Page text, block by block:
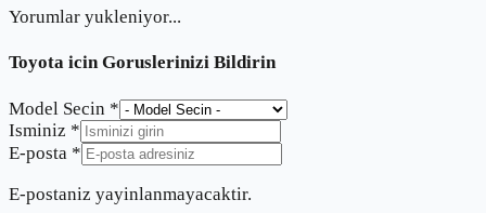
Yorumlar yukleniyor...
Toyota icin Goruslerinizi Bildirin
Model Secin *
Isminiz *
E-posta *
E-postaniz yayinlanmayacaktir.